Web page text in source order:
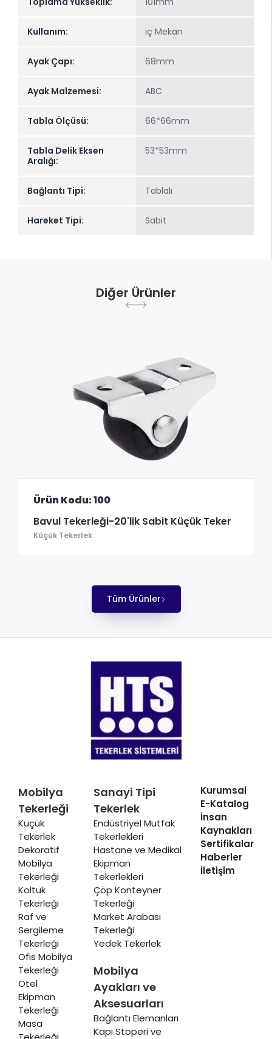
Kullanım: iç Mekan
Ayak Çapı: 68mm
Ayak Malzemesi: ABC
Tabla Ölçüsü: 66*66mm
Tabla Delik Eksen
Aralığı:
53*53mm
Bağlantı Tipi: Tablalı
Hareket Tipi: Sabit
Diğer Ürünler
Ürün Kodu: 100
Bavul Tekerleği-20'lik Sabit Küçük Teker
Küçük Tekerlek
Tüm Ürünler
Mobilya
Tekerleği
Küçük
Tekerlek
Dekoratif
Mobilya
Tekerleği
Koltuk
Tekerleği
Raf ve
Sergileme
Tekerleği
Ofis Mobilya
Tekerleği
Otel
Ekipman
Tekerleği
Masa
Sanayi Tipi
Tekerlek
Endüstriyel Mutfak
Tekerlekleri
Hastane ve Medikal
Ekipman
Tekerlekleri
Çöp Konteyner
Tekerleği
Market Arabası
Tekerleği
Yedek Tekerlek
Mobilya
Ayakları ve
Aksesuarları
Bağlantı Elemanları
Kapı Stoperi ve
Kurumsal
E-Katalog
İnsan
Kaynakları
Sertifikalar
Haberler
İletişim